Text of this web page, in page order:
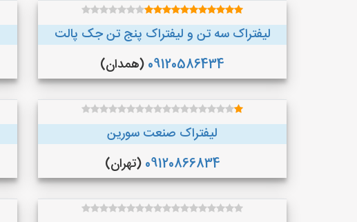
لیفتراک سه تن و لیفتراک پنج تن جک پالت
09120586434 (همدان)
لیفتراک صنعت سورین
09120866834 (تهران)